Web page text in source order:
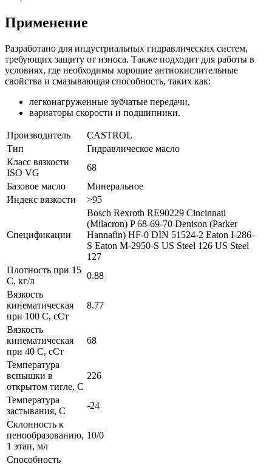
Применение
Разработано для индустриальных гидравлических систем,
требующих защиту от износа. Также подходит для работы в
условиях, где необходимы хорошие антиокислительные
свойства и смазывающая способность, таких как:
легконагруженные зубчатые передачи,
вариаторы скорости и подшипники.
Производитель
CASTROL
Тип
Гидравлическое масло
Класс вязкости
ISO VG
68
Базовое масло
Минеральное
Индекс вязкости
>95
Спецификации
Bosch Rexroth RE90229 Cincinnati
(Milacron) P 68-69-70 Denison (Parker
Hannafin) HF-0 DIN 51524-2 Eaton I-286-
S Eaton M-2950-S US Steel 126 US Steel
127
Плотность при 15
С, кг/л
0.88
Вязкость
кинематическая
при 100 С, сСт
8.77
Вязкость
кинематическая
при 40 С, сСт
68
Температура
вспышки в
открытом тигле, С
226
Температура
застывания, С
-24
Склонность к
пенообразованию,
1 этап, мл
10/0
Способность